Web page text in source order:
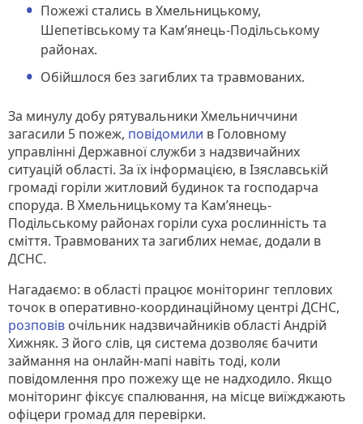
Пожежі стались в Хмельницькому,
Шепетівському та Кам’янець-Подільському
районах.
Обійшлося без загиблих та травмованих.
За минулу добу рятувальники Хмельниччини
загасили 5 пожеж, повідомили в Головному
управлінні Державної служби з надзвичайних
ситуацій області. За їх інформацією, в Ізяславській
громаді горіли житловий будинок та господарча
споруда. В Хмельницькому та Кам’янець-
Подільському районах горіли суха рослинність та
сміття. Травмованих та загиблих немає, додали в
ДСНС.
Нагадаємо: в області працює моніторинг теплових
точок в оперативно-координаційному центрі ДСНС,
розповів очільник надзвичайників області Андрій
Хижняк. З його слів, ця система дозволяє бачити
займання на онлайн-мапі навіть тоді, коли
повідомлення про пожежу ще не надходило. Якщо
моніторинг фіксує спалювання, на місце виїжджають
офіцери громад для перевірки.